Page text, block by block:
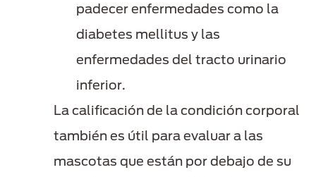
padecer enfermedades como la
diabetes mellitus y las
enfermedades del tracto urinario
inferior.
La calificación de la condición corporal
también es útil para evaluar a las
mascotas que están por debajo de su